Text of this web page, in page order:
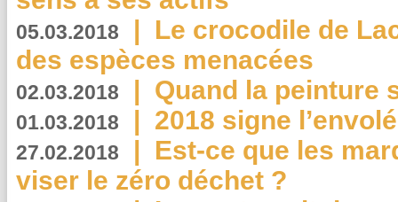
05.03.2018 | Le crocodile de
des espèces menacées
02.03.2018 | Quand la peinture
01.03.2018 | 2018 signe
27.02.2018 | Est-ce que les
viser le zéro déchet ?